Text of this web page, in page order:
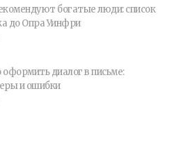
богатые люди: список
до Опра Уинфри
оформить диалог в письме:
и ошибки